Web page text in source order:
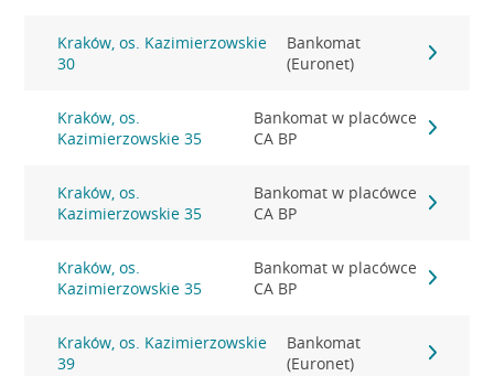
Kraków, os. Kazimierzowskie
30
Bankomat
(Euronet)
Kraków, os.
Kazimierzowskie 35
Bankomat w placówce
CA BP
Kraków, os.
Kazimierzowskie 35
Bankomat w placówce
CA BP
Kraków, os.
Kazimierzowskie 35
Bankomat w placówce
CA BP
Kraków, os. Kazimierzowskie
39
Bankomat
(Euronet)